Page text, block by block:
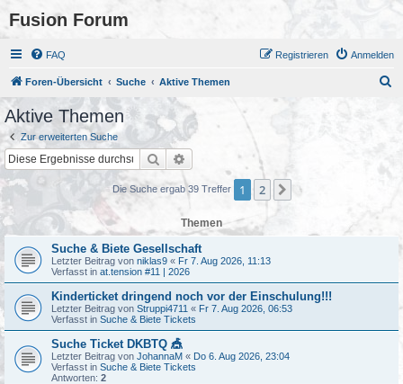
Fusion Forum
FAQ Anmelden
Registrieren
Foren-Übersicht Suche Aktive Themen
Aktive Themen
Zur erweiterten Suche
Suche Erweiterte Suche
Die Suche ergab 39 Treffer 1 2 Nächste
Themen
Suche & Biete Gesellschaft
Letzter Beitrag von niklas9 « Fr 7. Aug 2026, 11:13
Verfasst in at.tension #11 | 2026
Kinderticket dringend noch vor der Einschulung!!!
Letzter Beitrag von Struppi4711 « Fr 7. Aug 2026, 06:53
Verfasst in Suche & Biete Tickets
Suche Ticket DKBTQ 🎪
Letzter Beitrag von JohannaM « Do 6. Aug 2026, 23:04
Verfasst in Suche & Biete Tickets
Antworten: 2